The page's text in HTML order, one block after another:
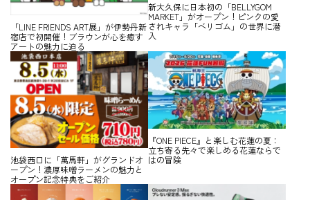
「LINE FRIENDS ART展」が伊勢丹新
宿店で初開催！ブラウンが心を癒す
アートの魅力に迫る
新大久保に日本初の「BELLYGOM
MARKET」がオープン！ピンクの愛
されキャラ「ベリゴム」の世界に潜
入
池袋西口に「萬馬軒」がグランドオ
ープン！濃厚味噌ラーメンの魅力と
オープン記念特典をご紹介
『ONE PIECE』と楽しむ花蓮の夏：
立ち寄る先々で楽しめる花蓮ならで
はの冒険